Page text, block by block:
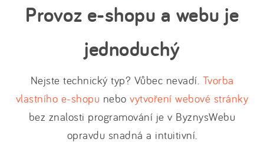
Provoz e-shopu a webu je
jednoduchý
Nejste technický typ? Vůbec nevadí. Tvorba
vlastního e-shopu nebovytvoření webové stránky
bez znalosti programování je v ByznysWebu
opravdu snadná a intuitivní.